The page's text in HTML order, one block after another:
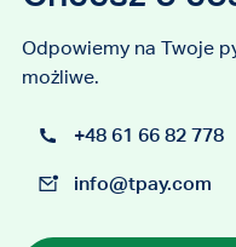
Odpowiemy na Twoje
możliwe.
+48 61 66 82 778
info@tpay.com